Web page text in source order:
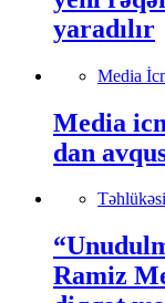
yaradılır
Media
Media
dan
Ramiz